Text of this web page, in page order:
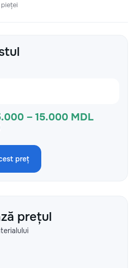
– 15.000 MDL
preț
prețul